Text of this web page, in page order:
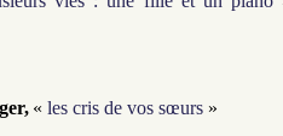
« les cris de vos sœurs »